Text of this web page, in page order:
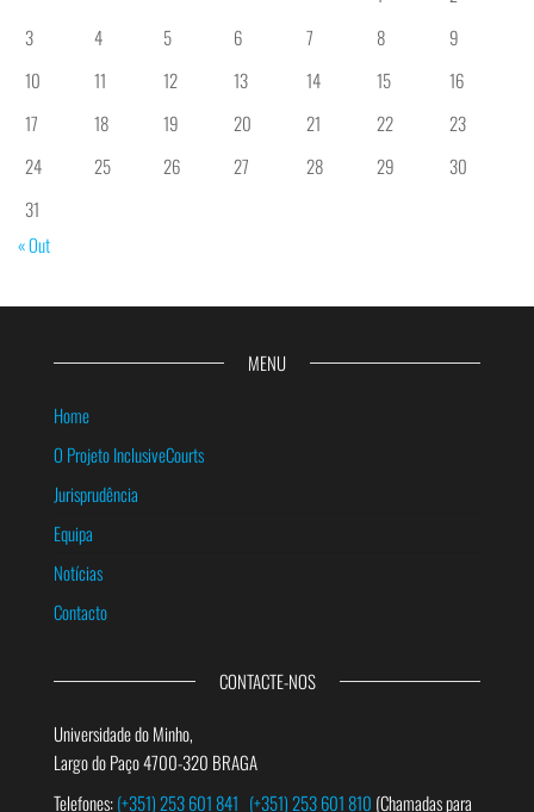
3
4 5 6 7 8
9
10
11 12 13 14 15
16
17
18 19 20 21 22
23
24
25 26 27 28 29
30
31
« Out
MENU
Home
O Projeto InclusiveCourts
Jurisprudência
Equipa
Notícias
Contacto
CONTACTE-NOS
Universidade do Minho,
Largo do Paço 4700-320 BRAGA
Telefones:(+351) 253 601 841 (+351) 253 601 810 (Chamadas para